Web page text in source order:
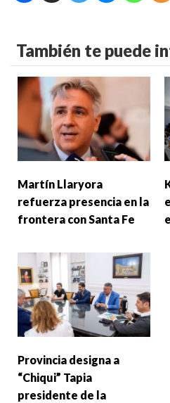
También te puede
Martín Llaryora
refuerza presencia en la
frontera con Santa Fe
Provincia designa a
“Chiqui” Tapia
presidente de la